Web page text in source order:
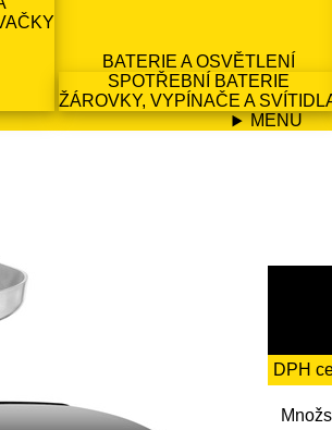
BATERIE A OSVĚTLENÍ
SPOTŘEBNÍ BATERIE
ŽÁROVKY, VYPÍNAČE A
MENU
DPH